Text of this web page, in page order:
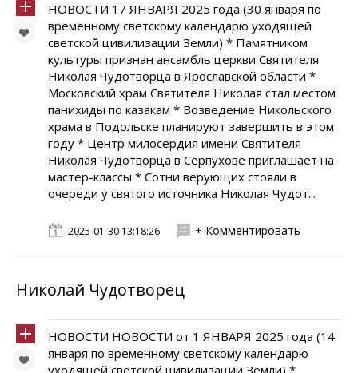
НОВОСТИ 17 ЯНВАРЯ 2025 года (30 января по
временному светскому календарю уходящей
светской цивилизации Земли) * Памятником
культуры признан ансамбль церкви Святителя
Николая Чудотворца в Ярославской области *
Московский храм Святителя Николая стал местом
панихиды по казакам * Возведение Никольского
храма в Подольске планируют завершить в этом
году * Центр милосердия имени Святителя
Николая Чудотворца в Серпухове приглашает на
мастер-классы * Сотни верующих стояли в
очереди у святого источника Николая Чудот...
2025-01-30 13:18:26 + Комментировать
Николай Чудотворец
НОВОСТИ НОВОСТИ от 1 ЯНВАРЯ 2025 года (14
января по временному светскому календарю
уходящей светской цивилизации Земли) *